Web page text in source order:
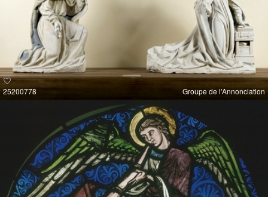
25200778 Groupe de l'Annonciation